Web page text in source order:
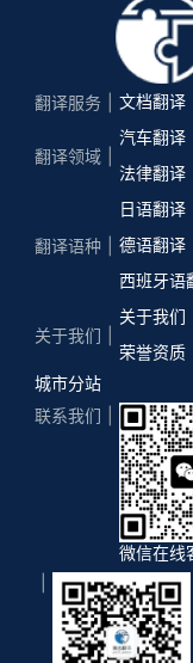
翻译服务 文档翻译
翻译领域
汽车翻译
法律翻译
翻译语种
日语翻译
德语翻译
西班牙语
关于我们
关于我们
荣誉资质
城市分站
联系我们
微信在线